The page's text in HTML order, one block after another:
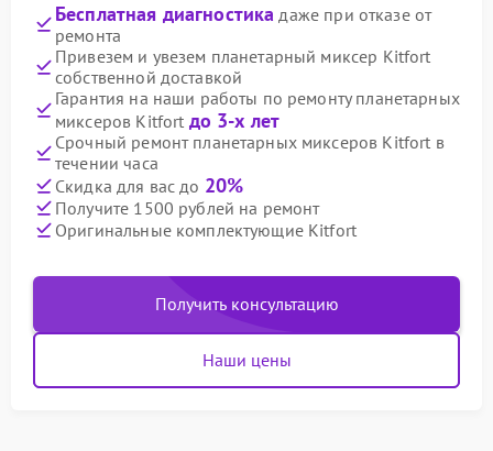
Бесплатная диагностика даже при отказе от
ремонта
Привезем и увезем планетарный миксер Kitfort
собственной доставкой
Гарантия на наши работы по ремонту планетарных
миксеров Kitfort до 3-х лет
Срочный ремонт планетарных миксеров Kitfort в
течении часа
Скидка для вас до 20%
Получите 1500 рублей на ремонт
Оригинальные комплектующие Kitfort
Получить консультацию
Наши цены